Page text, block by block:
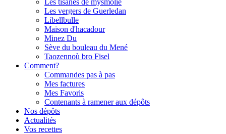
Les tisanes de mysmolie
Les vergers de Guerledan
Libellbulle
Maison d'hacadour
Minez Du
Sève du bouleau du Mené
Taozennoù bro Fisel
Comment?
Commandes pas à pas
Mes factures
Mes Favoris
Contenants à ramener aux dépôts
Nos dépôts
Actualités
Vos recettes